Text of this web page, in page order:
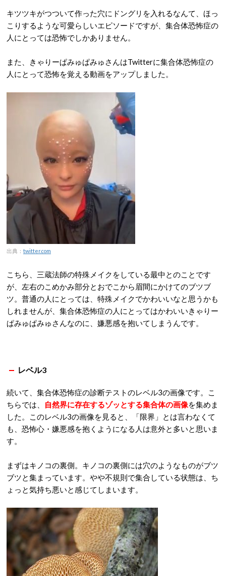
キツツキがつついて作った穴にドングリを入れるなんて、ほっ
こりするような可愛らしいエピソードですが、集合体恐怖症の
人にとっては恐怖でしかありません。
また、きゃりーぱみゅぱみゅさんはTwitterに集合体恐怖症の
人にとって恐怖を覚える動画をアップしました。
出典： twitter.com
こちら、三蔵法師の特殊メイクをしている最中とのことです
が、左右のこめかみ部分とおでこから眉間にかけてのブツブ
ツ。普通の人にとっては、特殊メイクでかわいいなと思うかも
しれませんが、集合体恐怖症の人にとってはかわいいきゃりー
ぱみゅぱみゅさんなのに、嫌悪感を抱いてしまうんです。
レベル3
続いて、集合体恐怖症の診断テストのレベル3の画像です。こ
ちらでは、
自然界に存在するゾッとする集合体の画像を集めま
した。このレベル3の画像を見ると、「限界」とは言わなくて
も、恐怖心・嫌悪感を抱くようになる人は意外と多いと思いま
す。
まずはキノコの裏側。キノコの裏側には穴のようなものがブツ
ブツと集まっています。やや不規則で集合している状態は、ち
ょっと気持ち悪いと感じてしまいます。